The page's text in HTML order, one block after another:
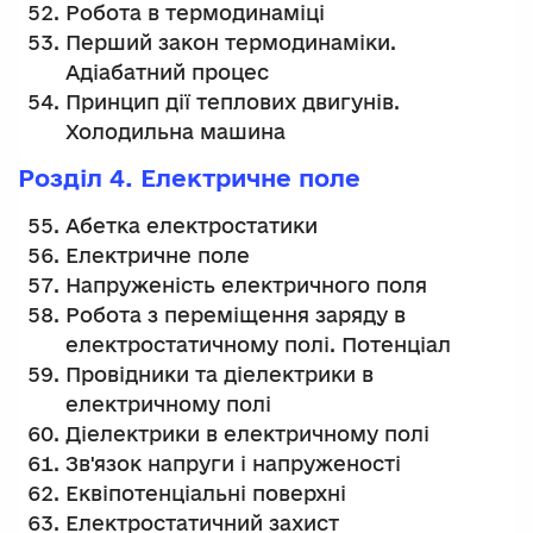
Робота в термодинаміці
Перший закон термодинаміки.
Адіабатний процес
Принцип дії теплових двигунів.
Холодильна машина
Розділ 4. Електричне поле
Абетка електростатики
Електричне поле
Напруженість електричного поля
Робота з переміщення заряду в
електростатичному полі. Потенціал
Провідники та діелектрики в
електричному полі
Діелектрики в електричному полі
Зв'язок напруги і напруженості
Еквіпотенціальні поверхні
Електростатичний захист